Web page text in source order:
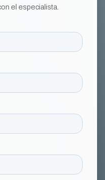
el especialista.